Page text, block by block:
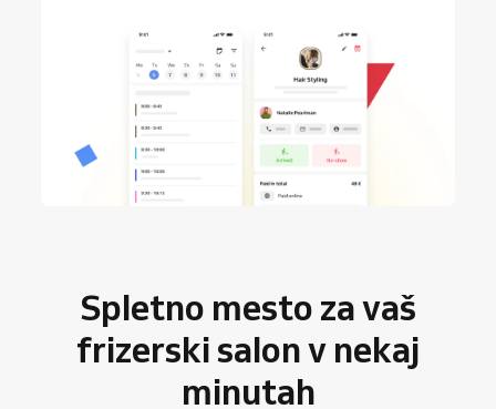
Spletno mesto za vaš
frizerski salon v nekaj
minutah